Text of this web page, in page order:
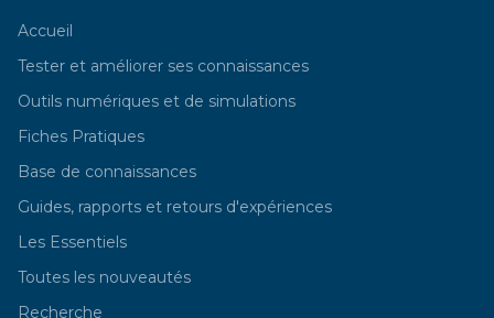
Accueil
Tester et améliorer ses connaissances
Outils numériques et de simulations
Fiches Pratiques
Base de connaissances
Guides, rapports et retours d'expériences
Les Essentiels
Toutes les nouveautés
Recherche